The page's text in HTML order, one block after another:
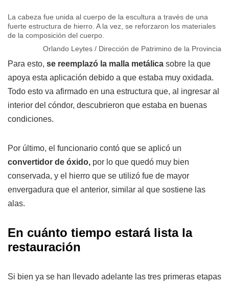
La cabeza fue unida al cuerpo de la escultura a través de una
fuerte estructura de hierro. A la vez, se reforzaron los materiales
de la composición del cuerpo.
Orlando Leytes / Dirección de Patrimino de la Provincia
Para esto, se reemplazó la malla metálica sobre la que
apoya esta aplicación debido a que estaba muy oxidada.
Todo esto va afirmado en una estructura que, al ingresar al
interior del cóndor, descubrieron que estaba en buenas
condiciones.
Por último, el funcionario contó que se aplicó un
convertidor de óxido, por lo que quedó muy bien
conservada, y el hierro que se utilizó fue de mayor
envergadura que el anterior, similar al que sostiene las
alas.
En cuánto tiempo estará lista la
restauración
Si bien ya se han llevado adelante las tres primeras etapas